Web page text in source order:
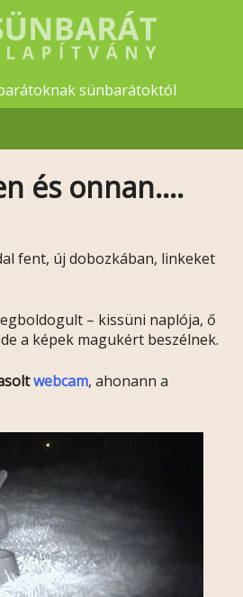
sünbarátoktól
és onnan….
fent, új dobozkában, linkeket
– kissüni naplója, ő
a képek magukért beszélnek.
webcam, ahonann a